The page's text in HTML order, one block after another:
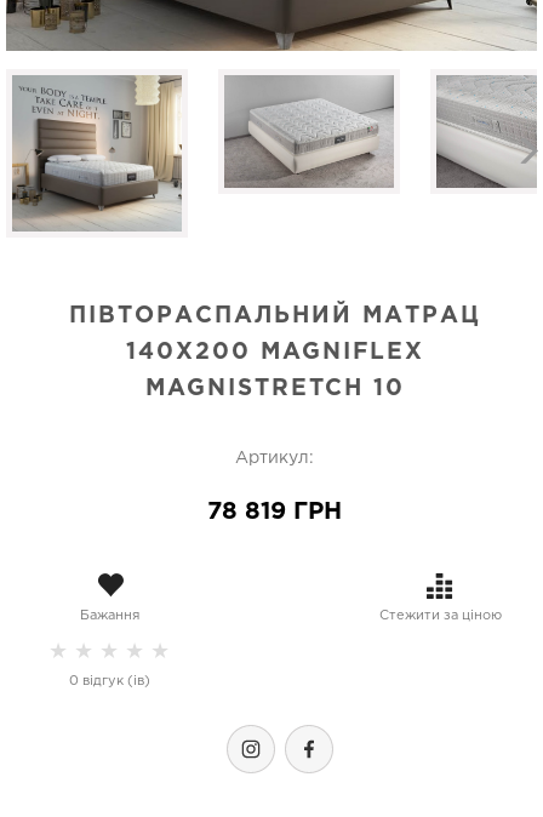
ПІВТОРАСПАЛЬНИЙ МАТРАЦ
140Х200 MAGNIFLEX
MAGNISTRETCH 10
Артикул:
78 819 ГРН
Бажання Стежити за ціною
★ ★ ★ ★ ★
0 відгук (ів)